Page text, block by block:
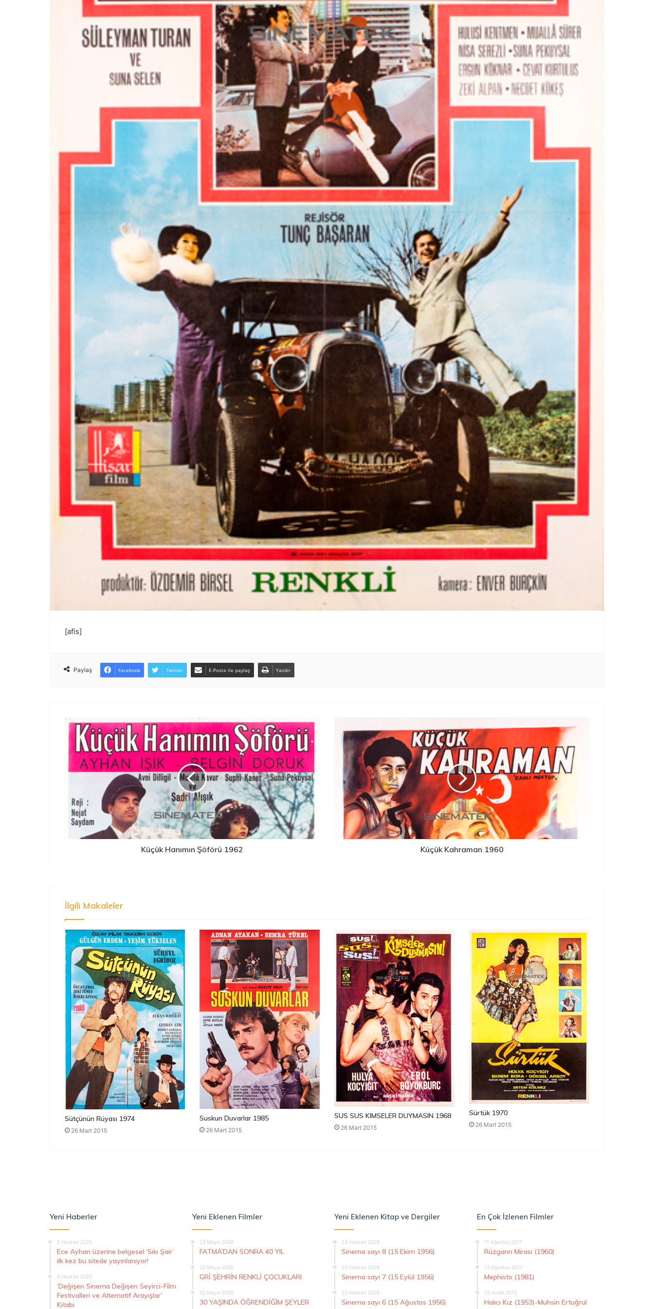
[afis]
Paylaş Facebook Twitter E-Posta ile paylaş Yazdır
Küçük Hanımın Şöförü 1962 Küçük Kahraman 1960
İlgili Makaleler
Sütçünün Rüyası 1974
26 Mart 2015
Suskun Duvarlar 1985
26 Mart 2015
SUS SUS KIMSELER DUYMASIN 1968
26 Mart 2015
Sürtük 1970
26 Mart 2015
Yeni Haberler
5 Haziran 2025
Ece Ayhan üzerine belgesel ‘Sıkı Şair’
ilk kez bu sitede yayınlanıyor!
4 Haziran 2025
‘Değişen Sinema Değişen Seyirci-Film
Festivalleri ve Alternatif Arayışlar’
Kitabı
Yeni Eklenen Filmler
23 Mayıs 2026
FATMA’DAN SONRA 40 YIL
22 Mayıs 2026
GRİ ŞEHRİN RENKLİ ÇOCUKLARI
22 Mayıs 2026
30 YAŞINDA ÖĞRENDİĞİM ŞEYLER
Yeni Eklenen Kitap ve Dergiler
23 Haziran 2026
Sinema sayı 8 (15 Ekim 1956)
23 Haziran 2026
Sinema sayı 7 (15 Eylül 1956)
23 Haziran 2026
Sinema sayı 6 (15 Ağustos 1956)
En Çok İzlenen Filmler
11 Ağustos 2017
Rüzgarın Mirası (1960)
13 Ağustos 2017
Mephisto (1981)
25 Aralık 2015
Halıcı Kız (1953)-Muhsin Ertuğrul